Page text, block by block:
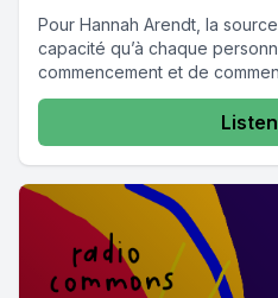
Pour Hannah Arendt, la
capacité qu’à chaque
commencement et de
Listen